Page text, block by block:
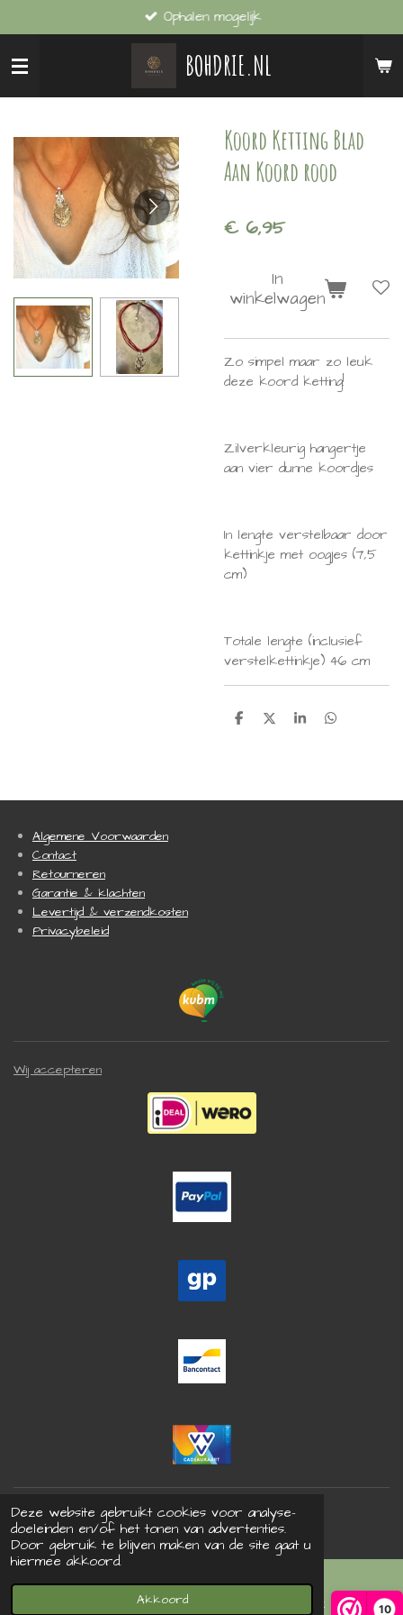
Deze website gebruikt cookies voor analyse-
doeleinden en/of het tonen van advertenties.
Door gebruik te blijven maken van de site gaat u
hiermee akkoord.
Akkoord
10
direct
naar
de
hoofdinhoud
BOHDRIE.NL
Ophalen mogelijk
Koord Ketting Blad
Aan Koord rood
€ 6,95
In
winkelwagen
Zo simpel maar zo leuk
deze koord ketting!
Zilverkleurig hangertje
aan vier dunne koordjes
In lengte verstelbaar door
kettinkje met oogjes (7,5
cm)
Totale lengte (inclusief
verstelkettinkje) 46 cm
D
D
S
D
Algemene Voorwaarden
Contact
Retourneren
Garantie & klachten
Levertijd & verzendkosten
Privacybeleid
Wij accepteren
© 2021 Bohdrie - Alle rechten voorbehouden
Powered by JouwWeb
E-mailadres Facebook